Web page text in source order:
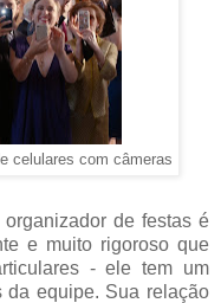
celulares com câmeras
de festas é
e muito rigoroso que
- ele tem um
da equipe. Sua relação